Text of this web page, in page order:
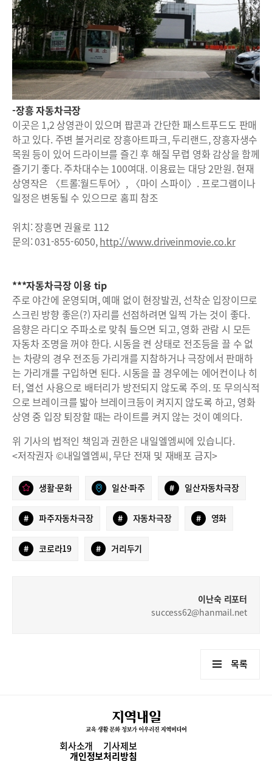
-장흥 자동차극장
이곳은 1,2 상영관이 있으며 팝콘과 간단한 패스트푸드도 판매
하고 있다. 주변 볼거리로 장흥아트파크, 두리랜드, 장흥자생수
목원 등이 있어 드라이브를 즐긴 후 해질 무렵 영화 감상을 함께
즐기기 좋다. 주차대수는 100여대. 이용료는 대당 2만원. 현재
상영작은 〈트롤:월드투어〉, 〈마이 스파이〉. 프로그램이나
일정은 변동될 수 있으므로 홈피 참조
위치: 장흥면 권율로 112
문의: 031-855-6050,http://www.driveinmovie.co.kr
***자동차극장 이용 tip
주로 야간에 운영되며, 예매 없이 현장발권, 선착순 입장이므로
스크린 방향 좋은(?) 자리를 선점하려면 일찍 가는 것이 좋다.
음향은 라디오 주파소로 맞춰 들으면 되고, 영화 관람 시 모든
자동차 조명을 꺼야 한다. 시동을 켠 상태로 전조등을 끌 수 없
는 차량의 경우 전조등 가리개를 지참하거나 극장에서 판매하
는 가리개를 구입하면 된다. 시동을 끌 경우에는 에어컨이나 히
터, 열선 사용으로 배터리가 방전되지 않도록 주의. 또 무의식적
으로 브레이크를 밟아 브레이크등이 켜지지 않도록 하고, 영화
상영 중 입장 퇴장할 때는 라이트를 켜지 않는 것이 예의다.
위 기사의 법적인 책임과 권한은 내일엘엠씨에 있습니다.
<저작권자 ©내일엘엠씨, 무단 전재 및 재배포 금지>
생활·문화 일산·파주 # 일산자동차극장
# 파주자동차극장 # 자동차극장 # 영화
# 코로라19 # 거리두기
이난숙 리포터
success62@hanmail.net
목록
회사소개 기사제보
개인정보처리방침